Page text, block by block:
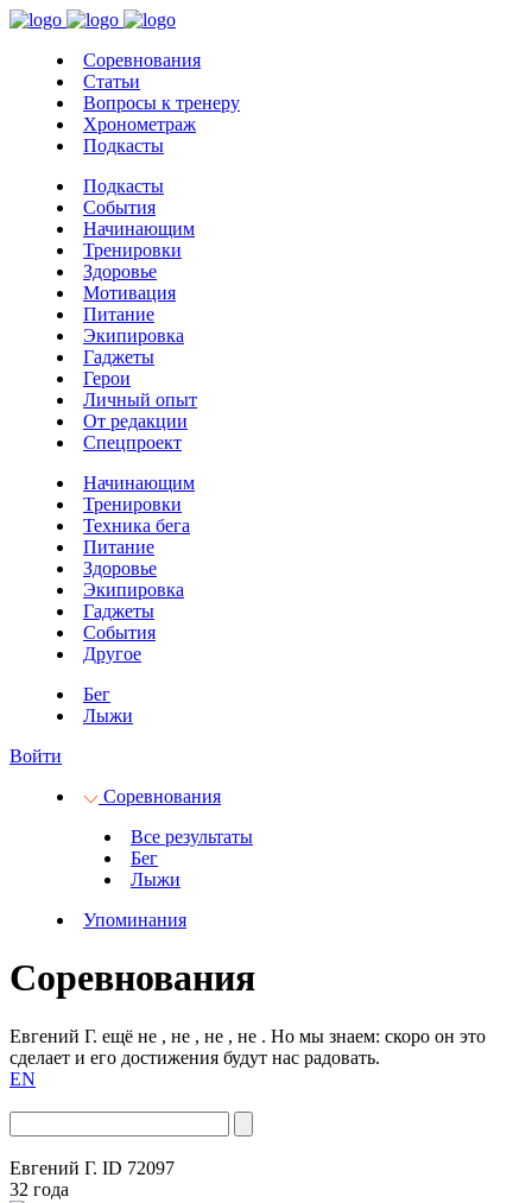
Соревнования
Статьи
Вопросы к тренеру
Хронометраж
Подкасты
Подкасты
События
Начинающим
Тренировки
Здоровье
Мотивация
Питание
Экипировка
Гаджеты
Герои
Личный опыт
От редакции
Спецпроект
Начинающим
Тренировки
Техника бега
Питание
Здоровье
Экипировка
Гаджеты
События
Другое
Бег
Лыжи
Войти
Соревнования
Все результаты
Бег
Лыжи
Упоминания
Соревнования
Евгений Г. ещё не , не , не , не . Но мы знаем: скоро он это
сделает и его достижения будут нас радовать.
EN
Евгений Г. ID 72097
32 года